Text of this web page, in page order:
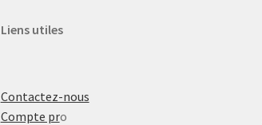
Liens utiles
Contactez-nous
Compte pro